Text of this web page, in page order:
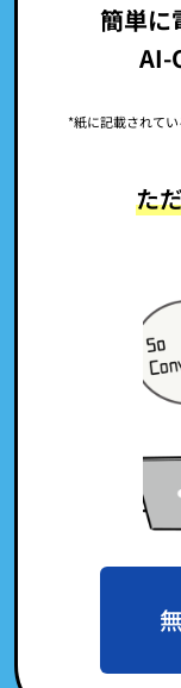
簡単に
AI-
*紙に記載されて
た